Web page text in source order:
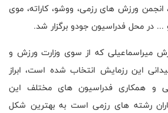
انجمن ورزش های رزمی، ووشو، کاراته، موی
در محل فدراسیون جودو برگزار شد.
میراسماعیلی که از سوی وزارت ورزش و
این رزمایش انتخاب شده است، ابراز
و همکاری فدراسیون های مختلف این
رشته های رزمی است به بهترین شکل